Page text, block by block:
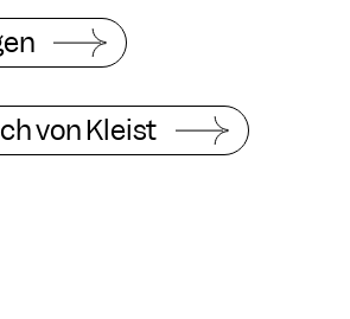
von Kleist